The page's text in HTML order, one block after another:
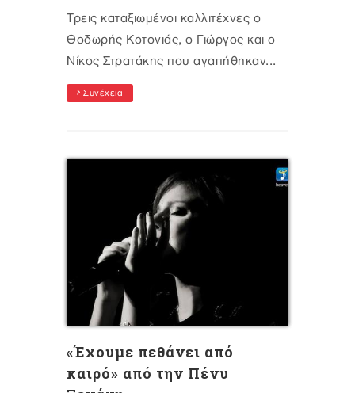
Τρεις καταξιωμένοι καλλιτέχνες ο
Θοδωρής Κοτονιάς, ο Γιώργος και ο
Νίκος Στρατάκης που αγαπήθηκαν...
Συνέχεια
«Έχουμε πεθάνει από
καιρό» από την Πένυ